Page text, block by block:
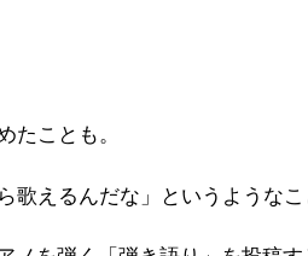
ことも。
えるんだな」というようなこ